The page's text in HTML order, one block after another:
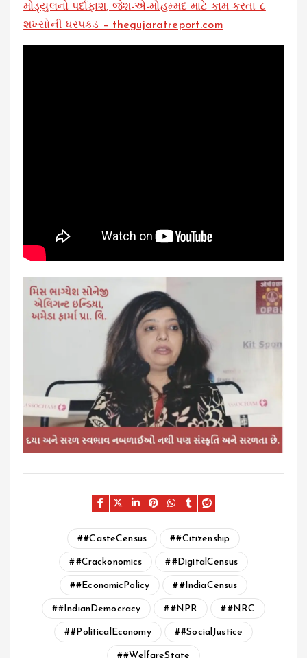
મોડ્યુલનો પર્દાફાશ, જેશ-એ-મોહમ્મદ માટે કામ કરતા ૮
શખ્સોની ધરપકડ – thegujaratreport.com
#CasteCensus #Citizenship
#Crackonomics #DigitalCensus
#EconomicPolicy #IndiaCensus
#IndianDemocracy #NPR #NRC
#PoliticalEconomy #SocialJustice
#WelfareState